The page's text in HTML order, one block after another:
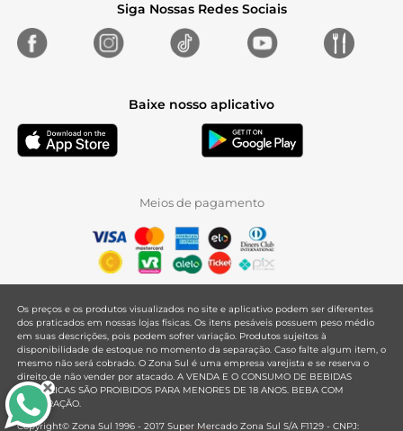
Siga Nossas Redes Sociais
Baixe nosso aplicativo
Meios de pagamento
Os preços e os produtos visualizados no site e aplicativo podem ser diferentes
dos praticados em nossas lojas físicas. Os itens pesáveis possuem peso médio
em suas descrições, pois podem sofrer variação. Produtos sujeitos à
disponibilidade de estoque no momento da separação. Caso falte algum item, o
mesmo não será cobrado. O Zona Sul é uma empresa varejista e se reserva o
direito de não vender por atacado. A VENDA E O CONSUMO DE BEBIDAS
ALCOÓLICAS SÃO PROIBIDOS PARA MENORES DE 18 ANOS. BEBA COM
MODERAÇÃO.
Copyright© Zona Sul 1996 - 2017 Super Mercado Zona Sul S/A F1129 - CNPJ: